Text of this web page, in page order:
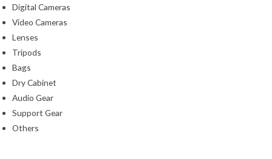
Digital Cameras
Video Cameras
Lenses
Tripods
Bags
Dry Cabinet
Audio Gear
Support Gear
Others